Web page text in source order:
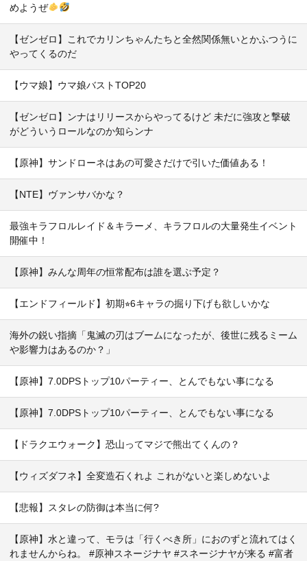
めようぜ
【ゼンゼロ】これでカリンちゃんたちと全然関係無いとかふつうに
やってくるのだ
【ウマ娘】ウマ娘バストTOP20
【ゼンゼロ】ンナはリリースからやってるけど 未だに強攻と撃破
がどういうロールなのか知らンナ
【原神】サンドローネはあの可愛さだけで引いた価値ある！
【NTE】ヴァンサバかな？
最強キラフロルレイド＆キラーメ、キラフロルの大量発生イベント
開催中！
【原神】みんな周年の恒常配布は誰を選ぶ予定？
【エンドフィールド】初期⭐︎6キャラの掘り下げも欲しいかな
海外の鋭い指摘「鬼滅の刃はブームになったが、後世に残るミーム
や影響力はあるのか？」
【原神】7.0DPSトップ10パーティー、とんでもない事になる
【原神】7.0DPSトップ10パーティー、とんでもない事になる
【ドラクエウォーク】恐山ってマジで熊出てくんの？
【ウィズダフネ】全変造石くれよ これがないと楽しめないよ
【悲報】スタレの防御は本当に何?
【原神】水と違って、モラは「行くべき所」におのずと流れてはく
れませんからね。 #原神スネージナヤ #スネージナヤが来る #富者